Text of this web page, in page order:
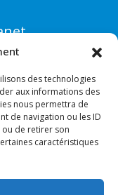
des technologies
aux informations des
nous permettra de
de navigation ou les ID
ou de retirer son
caractéristiques